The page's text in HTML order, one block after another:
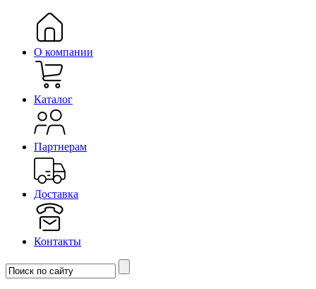
О компании
Каталог
Партнерам
Доставка
Контакты